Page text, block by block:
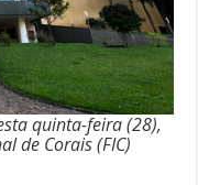
quinta-feira (28),
de Corais (FIC)